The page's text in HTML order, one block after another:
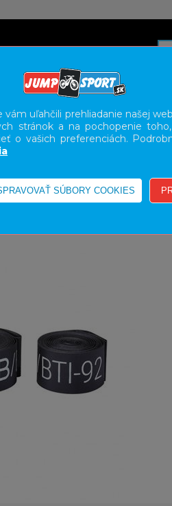
SLUŽBY KARIÉRA BODY
uľahčili prehliadanie našej
stránok a na pochopenie
o vašich preferenciách.